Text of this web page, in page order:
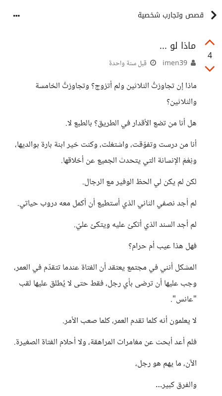
قصص وتجارب شخصية
4
ماذا لو ...
قبل سنة واحدة
ماذا إن تجاوزتُ الثلاثين ولم أتزوج؟ وتجاوزتُ الخامسة
والثلاثين؟
هل أنا من تضع الأقدار في الطريق؟ بالطبع لا.
أنا من درست وتفوّقت، واشتغلت، وكنت خير ابنة بارة بوالديها،
ونِعْمَ الإنسانة التي يتحدث الجميع عن أخلاقها.
لكن لم يكن لي الحظ الوفير مع الرجال.
لم أجد نصفي الثاني الذي أستطيع أن أكمل معه دروب حياتي.
لم أجد السند الذي أتكئ عليه ويتكئ عليّ.
فهل هذا عيب أم حرام؟
المشكل أنني في مجتمع يعتقد أن الفتاة عندما تتقدّم في العمر،
وجب عليها أن ترضى بأي رجل، فقط حتى لا يُطلق عليها لقب
"عانس".
لا يعلمون أنه كلما تقدم العمر، كلما صعب الأمر.
فلم أعد أبحث عن مغامرات المراهقة، ولا أحلام الفتاة الصغيرة.
الآن، ما يهم هو رجل،
والفرق كبير…